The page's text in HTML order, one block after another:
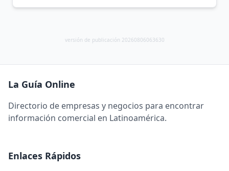
versión de publicación 20260806063630
La Guía Online
Directorio de empresas y negocios para encontrar
información comercial en Latinoamérica.
Enlaces Rápidos